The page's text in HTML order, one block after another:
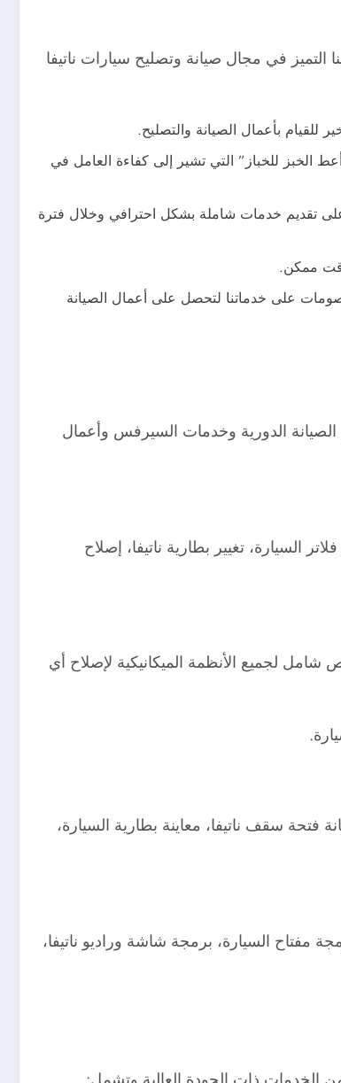
في مجال صيانة وتصليح سيارات ناتيفا
للقيام بأعمال الصيانة والتصليح.
الخبز للخباز” التي تشير إلى كفاءة العامل في
على تقديم خدمات شاملة بشكل احترافي وخلال فترة
وقت ممكن.
على خدماتنا لتحصل على أعمال الصيانة
الصيانة الدورية وخدمات السيرفس وأعمال
السيارة، تغيير بطارية ناتيفا، إصلاح
لجميع الأنظمة الميكانيكية لإصلاح أي
سقف ناتيفا، معاينة بطارية السيارة،
مفتاح السيارة، برمجة شاشة وراديو ناتيفا،